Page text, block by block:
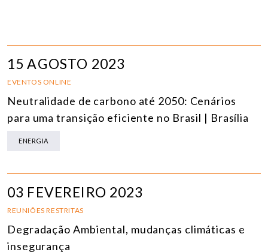
15 AGOSTO 2023
EVENTOS ONLINE
Neutralidade de carbono até 2050: Cenários
para uma transição eficiente no Brasil | Brasília
ENERGIA
03 FEVEREIRO 2023
REUNIÕES RESTRITAS
Degradação Ambiental, mudanças climáticas e
insegurança